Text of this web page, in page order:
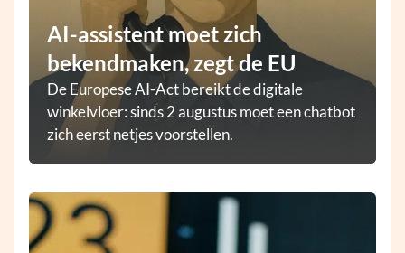
AI-assistent moet zich
bekendmaken, zegt de EU
De Europese AI-Act bereikt de digitale
winkelvloer: sinds 2 augustus moet een chatbot
zich eerst netjes voorstellen.